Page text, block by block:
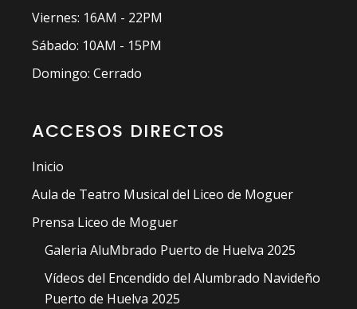
Viernes: 16AM - 22PM
Sábado: 10AM - 15PM
Domingo: Cerrado
ACCESOS DIRECTOS
Inicio
Aula de Teatro Musical del Liceo de Moguer
Prensa Liceo de Moguer
Galeria AluMbrado Puerto de Huelva 2025
Vídeos del Encendido del Alumbrado Navideño
Puerto de Huelva 2025